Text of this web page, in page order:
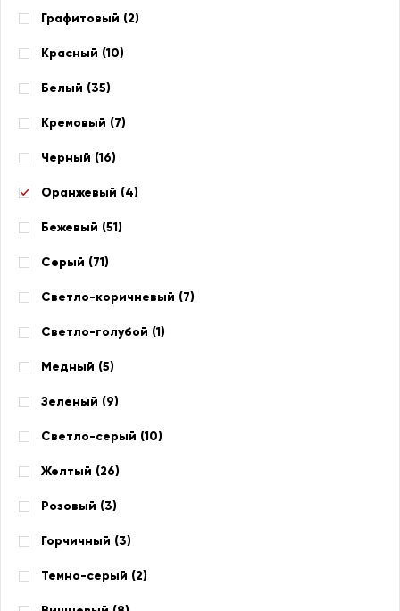
Графитовый (2)
Красный (10)
Белый (35)
Кремовый (7)
Черный (16)
Оранжевый (4)
Бежевый (51)
Серый (71)
Светло-коричневый (7)
Светло-голубой (1)
Медный (5)
Зеленый (9)
Светло-серый (10)
Желтый (26)
Розовый (3)
Горчичный (3)
Темно-серый (2)